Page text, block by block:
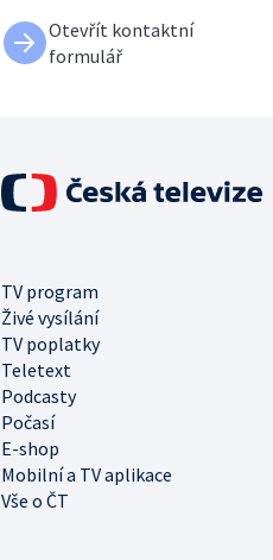
Otevřít kontaktní
formulář
TV program
Živé vysílání
TV poplatky
Teletext
Podcasty
Počasí
E-shop
Mobilní a TV aplikace
Vše o ČT